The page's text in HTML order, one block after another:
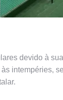
devido à
intempéries,